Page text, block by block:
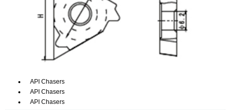
API Chasers
API Chasers
API Chasers